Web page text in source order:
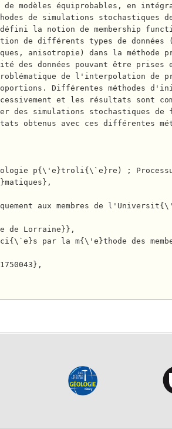
de modèles équiprobables, en
de simulations stochastiques
la notion de membership
de différents types de données
anisotropie) dans la méthode
des données pouvant être prises
de l'interpolation de
Différentes méthodes
et les résultats sont
des simulations stochastiques
obtenus avec ces différentes